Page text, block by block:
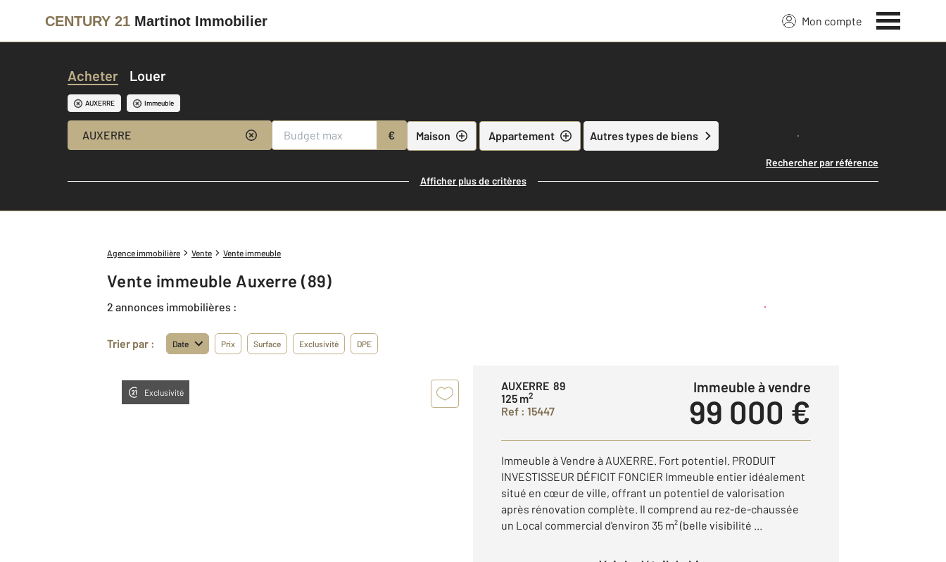
CENTURY 21 Martinot Immobilier Mon compte
Acheter Louer
AUXERRE Immeuble
AUXERRE € Maison Appartement Autres types de biens Lancer ma recherche
Rechercher par référence
Afficher plus de critères
Agence immobilière Vente Vente immeuble
Vente immeuble Auxerre (89)
2 annonces immobilières : Créer une alerte
Trier par : Date Prix Surface Exclusivité DPE
Exclusivité
AUXERRE 89
125 m2
Ref : 15447
Immeuble à vendre
99 000 €
Immeuble à Vendre à AUXERRE. Fort potentiel. PRODUIT
INVESTISSEUR DÉFICIT FONCIER Immeuble entier idéalement
situé en cœur de ville, offrant un potentiel de valorisation
après rénovation complète. Il comprend au rez-de-chaussée
un Local commercial d'environ 35 m² (belle visibilité ...